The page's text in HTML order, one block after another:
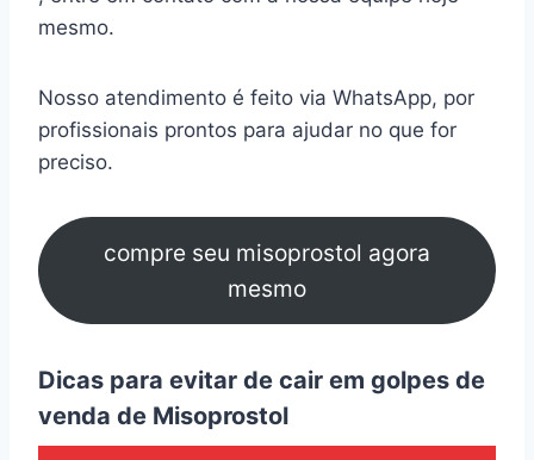
mesmo.
Nosso atendimento é feito via WhatsApp, por
profissionais prontos para ajudar no que for
preciso.
compre seu misoprostol agora
mesmo
Dicas para evitar de cair em golpes de
venda de Misoprostol